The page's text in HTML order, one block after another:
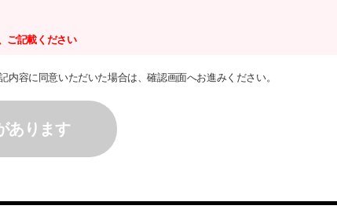
ご記載ください
内容に同意いただいた場合は、確認画面へお進みください。
あります